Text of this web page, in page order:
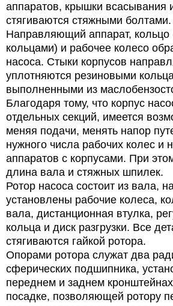
аппаратов, крышки всасывания
стягиваются стяжными болтами.
Направляющий аппарат,
кольцами) и рабочее колесо
насоса. Стыки корпусов
уплотняются резиновыми
выполненными из
Благодаря тому, что корпус
отдельных секций, имеется
меняя подачи, менять напор
нужного числа рабочих колес и
аппаратов с корпусами. При
длина вала и стяжных шпилек.
Ротор насоса состоит из вала,
установлены рабочие колеса,
вала, дистанционная втулка,
кольца и диск разгрузки. Все
стягиваются гайкой ротора.
Опорами ротора служат два
сферических подшипника,
переднем и заднем
посадке, позволяющей ротору